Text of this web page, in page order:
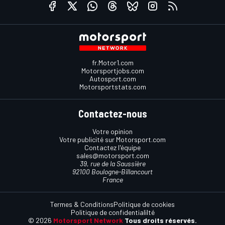
fr.Motor1.com
Motorsportjobs.com
Autosport.com
Motorsportstats.com
Contactez-nous
Votre opinion
Votre publicité sur Motorsport.com
Contactez l'équipe
sales@motorsport.com
39, rue de la Saussière
92100 Boulogne-Billancourt
France
© 2026 Motorsport Network Tous droits réservés.
Termes & ConditionsPolitique de cookies
Politique de confidentialilté